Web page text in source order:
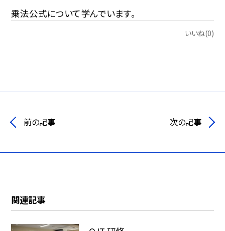
乗法公式について学んでいます。
いいね(0)
前の記事 次の記事
関連記事